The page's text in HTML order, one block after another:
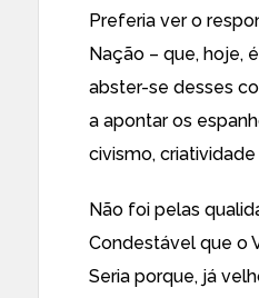
Preferia ver o
Nação – que, hoje,
abster-se desses
a apontar os
civismo,
Não foi pelas
Condestável que o
Seria porque, já